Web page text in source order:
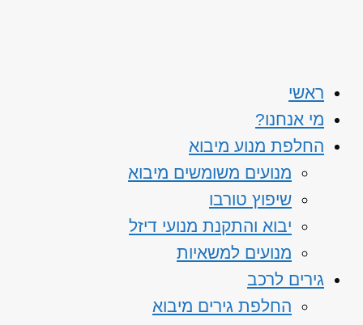
ראשי
מי אנחנו?
החלפת מנוע מיבוא
מנועים משומשים מיבוא
שיפוץ טורבו
יבוא והתקנת מנועי דיזל
מנועים למשאיות
גירים לרכב
החלפת גירים מיבוא